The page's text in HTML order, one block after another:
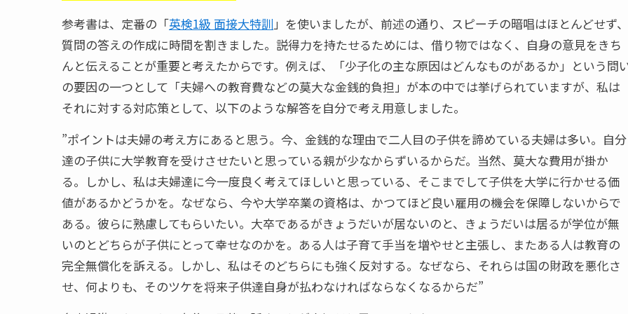
参考書は、定番の「英検1級 面接大特訓」を使いましたが、前述の通り、スピーチの暗唱はほとんどせず、
質問の答えの作成に時間を割きました。説得力を持たせるためには、借り物ではなく、自身の意見をきち
んと伝えることが重要と考えたからです。例えば、「少子化の主な原因はどんなものがあるか」という問
の要因の一つとして「夫婦への教育費などの莫大な金銭的負担」が本の中では挙げられていますが、私は
それに対する対応策として、以下のような解答を自分で考え用意しました。
”ポイントは夫婦の考え方にあると思う。今、金銭的な理由で二人目の子供を諦めている夫婦は多い。自分
達の子供に大学教育を受けさせたいと思っている親が少なからずいるからだ。当然、莫大な費用が掛か
る。しかし、私は夫婦達に今一度良く考えてほしいと思っている、そこまでして子供を大学に行かせる価
値があるかどうかを。なぜなら、今や大学卒業の資格は、かつてほど良い雇用の機会を保障しないからで
ある。彼らに熟慮してもらいたい。大卒であるがきょうだいが居ないのと、きょうだいは居るが学位が無
いのとどちらが子供にとって幸せなのかを。ある人は子育て手当を増やせと主張し、またある人は教育の
完全無償化を訴える。しかし、私はそのどちらにも強く反対する。なぜなら、それらは国の財政を悪化さ
せ、何よりも、そのツケを将来子供達自身が払わなければならなくなるからだ”